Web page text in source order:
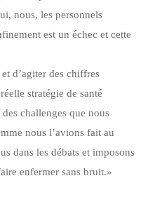
nous, les personnels
est un échec et cette
d’agiter des chiffres
stratégie de santé
challenges que nous
nous l’avions fait au
dans les débats et imposons
enfermer sans bruit.»